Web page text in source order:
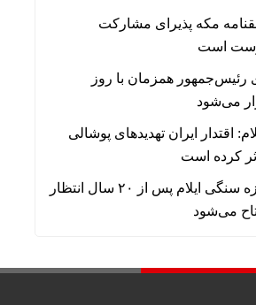
مکه پذیرای مشارکت
است
همزمان با روز
می‌شود
اقتدار ایران تهدیدهای پوشالی
کرده است
بزرگترین سازه سنگی ایلام پس از ۲۰ سال انتظار
می‌شود